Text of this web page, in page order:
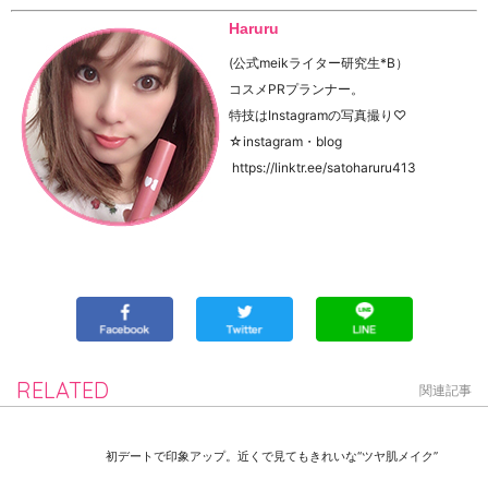
Haruru
(公式meikライター研究生*B）
コスメPRプランナー。
特技はInstagramの写真撮り♡
☆instagram・blog
https://linktr.ee/satoharuru413
RELATED 関連記事
初デートで印象アップ。近くで見てもきれいな“ツヤ肌メイク”